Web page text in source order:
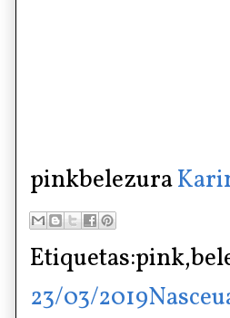
pinkbelezura
23/03/